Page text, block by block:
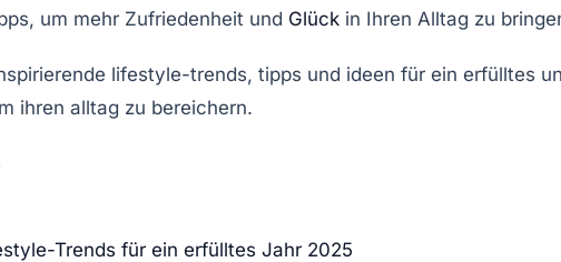
um mehr Zufriedenheit und Glück in Ihren Alltag zu
Trends für ein erfülltes Jahr 2025